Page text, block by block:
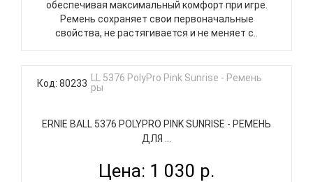
обеспечивая максимальный комфорт при игре.
Ремень сохраняет свои первоначальные
свойства, не растягивается и не меняет с..
Код: 80233
ERNIE BALL 5376 POLYPRO PINK SUNRISE - РЕМЕНЬ
ДЛЯ ...
Цена: 1 030 р.